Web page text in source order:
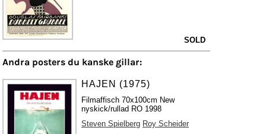
SOLD
Andra posters du kanske gillar:
HAJEN (1975)
Filmaffisch 70x100cm New
nyskick/rullad RO 1998
Steven Spielberg Roy Scheider